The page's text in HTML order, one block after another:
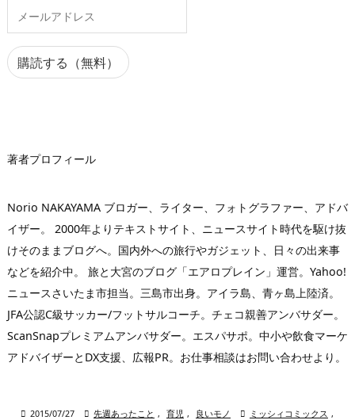
ア
ド
購読する（無料）
著者プロフィール
Norio NAKAYAMA ブロガー、ライター、フォトグラファー、アドバ
イザー。 2000年よりテキストサイト、ニュースサイト時代を駆け抜
けそのままブログへ。国内外への旅行やガジェット、日々の出来事
などを紹介中。 旅と大宮のブログ「エアロプレイン」運営。Yahoo!
ニュースさいたま市担当。三島市出身。アイラ島、青ヶ島上陸済。
JFA公認C級サッカー/フットサルコーチ。チェコ親善アンバサダー。
ScanSnapプレミアムアンバサダー。エスパサポ。中小や飲食マーケ
アドバイザーとDX支援、広報PR。お仕事相談はお問い合わせより。
 2015/07/27  先週あったこと , 育児 , 良いモノ  ミッシィコミックス ,